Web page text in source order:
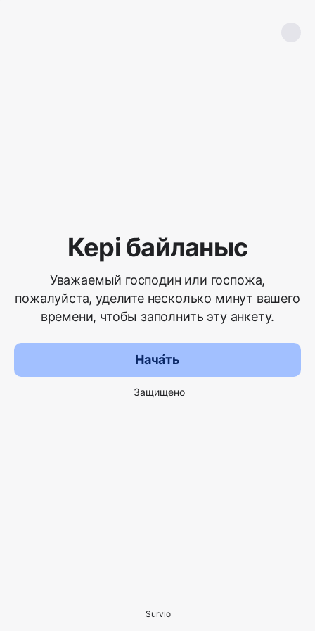
Кері байланыс
Уважаемый господин или госпожа,
пожалуйста, уделите несколько минут вашего
времени, чтобы заполнить эту анкету.
Нача́ть
Защищено
Survio